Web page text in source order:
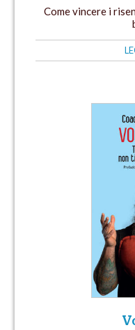
Come vincere i